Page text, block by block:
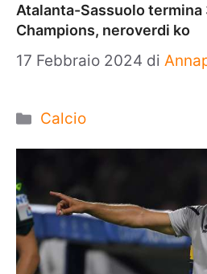
Atalanta-Sassuolo
Champions, neroverdi ko
17 Febbraio 2024 di
Categorie
Calcio